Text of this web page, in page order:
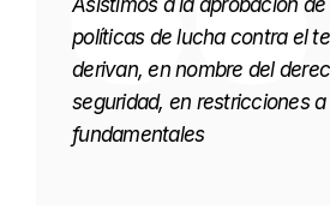
políticas de lucha contra el
derivan, en nombre del
seguridad, en restricciones
fundamentales